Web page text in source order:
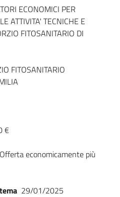
ECONOMICI PER
ATTIVITA' TECNICHE E
FITOSANITARIO DI
FITOSANITARIO
€
Offerta economicamente più
29/01/2025